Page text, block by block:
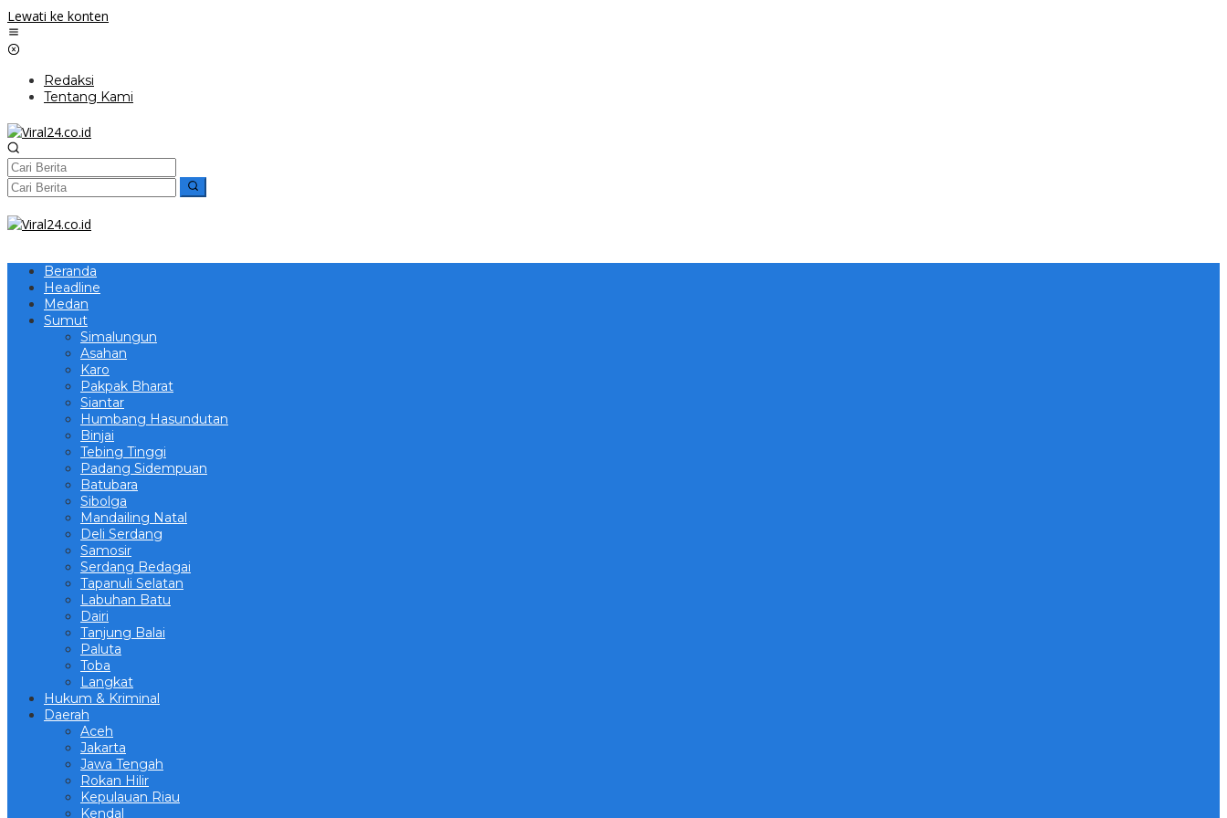
Lewati ke konten
Redaksi
Tentang Kami
Beranda
Headline
Medan
Sumut
Simalungun
Asahan
Karo
Pakpak Bharat
Siantar
Humbang Hasundutan
Binjai
Tebing Tinggi
Padang Sidempuan
Batubara
Sibolga
Mandailing Natal
Deli Serdang
Samosir
Serdang Bedagai
Tapanuli Selatan
Labuhan Batu
Dairi
Tanjung Balai
Paluta
Toba
Langkat
Hukum & Kriminal
Daerah
Aceh
Jakarta
Jawa Tengah
Rokan Hilir
Kepulauan Riau
Kendal